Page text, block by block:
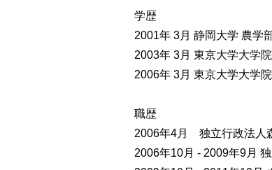
学歴
2001年 3月 静岡大学 農学
2003年 3月 東京大学大学
2006年 3月 東京大学大学
職歴
2006年4月 独立行政法人
2006年10月 - 2009年9月